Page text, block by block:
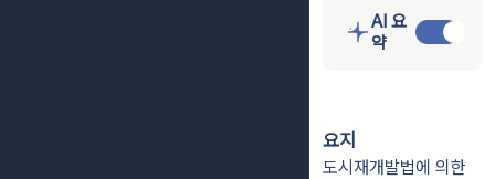
AI 요
약
요지
도시재개발법에 의한